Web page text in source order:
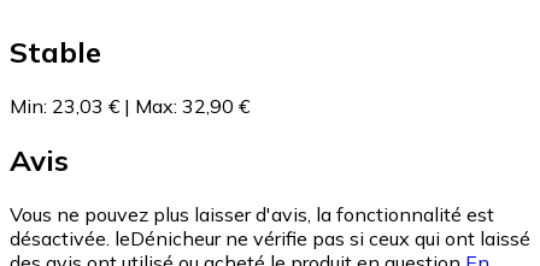
Stable
Min: 23,03 € | Max: 32,90 €
Avis
Vous ne pouvez plus laisser d'avis, la fonctionnalité est
désactivée. leDénicheur ne vérifie pas si ceux qui ont laissé